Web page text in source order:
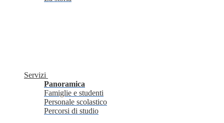
Servizi
Panoramica
Famiglie e studenti
Personale scolastico
Percorsi di studio